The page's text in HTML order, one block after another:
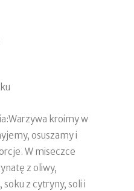
kroimy w
osuszamy i
W miseczce
z oliwy,
z cytryny, soli i